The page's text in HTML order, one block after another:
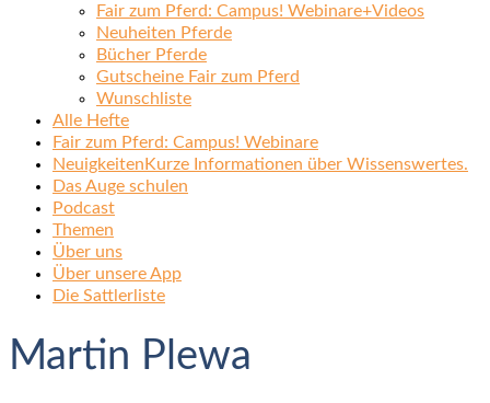
Fair zum Pferd: Campus! Webinare+Videos
Neuheiten Pferde
Bücher Pferde
Gutscheine Fair zum Pferd
Wunschliste
Alle Hefte
Fair zum Pferd: Campus! Webinare
Neuigkeiten Kurze Informationen über Wissenswertes.
Das Auge schulen
Podcast
Themen
Über uns
Über unsere App
Die Sattlerliste
Martin Plewa